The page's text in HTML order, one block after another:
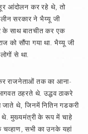
आंदोलन कर रहे थे, तो
सरकार ने भैय्यू जी
के साथ बातचीत कर एक
को सौंपा गया था. भैय्यू जी
से था.
राजनेताओं तक का आना-
ठहरते थे. उद्धव ठाकरे
थे, जिनमें नितिन गडकरी
थे. मुख्यमंत्री के रूप में चाहे
चव्हाण, सभी का उनके यहां